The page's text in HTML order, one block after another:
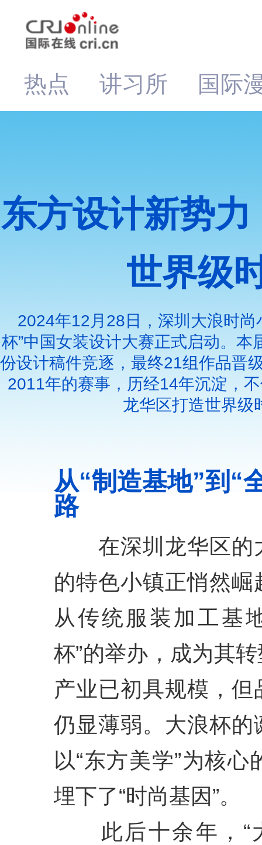
热点 讲习所 国际
东方设计新势
世界级
2024年12月28日，深圳大浪时
杯”中国女装设计大赛正式启动。本
份设计稿件竞逐，最终21组作品晋
2011年的赛事，历经14年沉淀，
龙华区打造世界级
从“制造基地”到“
路
在深圳龙华区的
的特色小镇正悄然
从传统服装加工基
杯”的举办，成为其
产业已初具规模，
仍显薄弱。大浪杯
以“东方美学”为核
埋下了“时尚基因”。
此后十余年，“